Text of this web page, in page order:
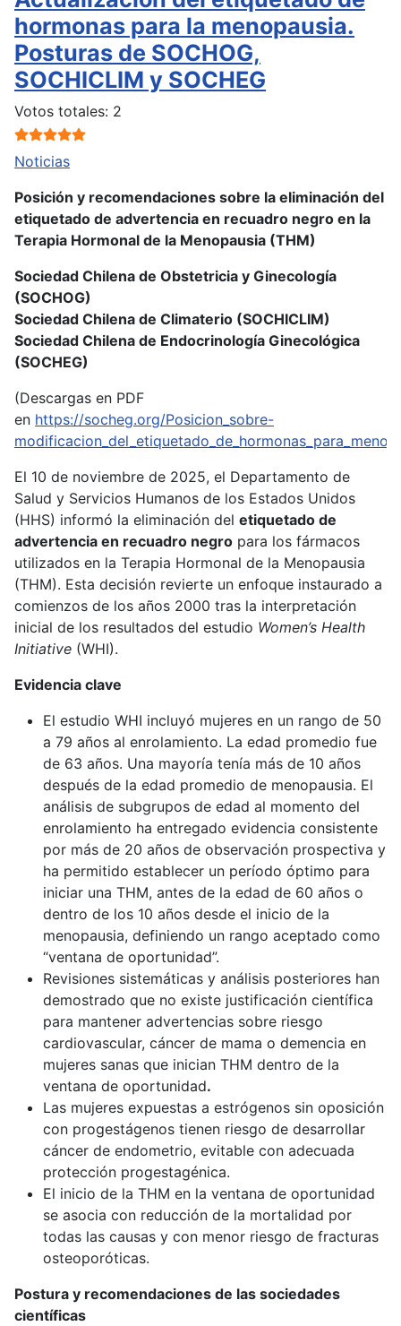
hormonas para la menopausia.
Posturas de SOCHOG,
SOCHICLIM y SOCHEG
Ratio: 5/5
Votos totales: 2
Noticias
Posición y recomendaciones sobre la eliminación del
etiquetado de advertencia en recuadro negro en la
Terapia Hormonal de la Menopausia (THM)
Sociedad Chilena de Obstetricia y Ginecología
(SOCHOG)
Sociedad Chilena de Climaterio (SOCHICLIM)
Sociedad Chilena de Endocrinología Ginecológica
(SOCHEG)
(Descargas en PDF
en https://socheg.org/Posicion_sobre-
El 10 de noviembre de 2025, el Departamento de
Salud y Servicios Humanos de los Estados Unidos
(HHS) informó la eliminación del etiquetado de
advertencia en recuadro negro para los fármacos
utilizados en la Terapia Hormonal de la Menopausia
(THM). Esta decisión revierte un enfoque instaurado a
comienzos de los años 2000 tras la interpretación
inicial de los resultados del estudio Women’s Health
Initiative (WHI).
Evidencia clave
El estudio WHI incluyó mujeres en un rango de 50
a 79 años al enrolamiento. La edad promedio fue
de 63 años. Una mayoría tenía más de 10 años
después de la edad promedio de menopausia. El
análisis de subgrupos de edad al momento del
enrolamiento ha entregado evidencia consistente
por más de 20 años de observación prospectiva y
ha permitido establecer un período óptimo para
iniciar una THM, antes de la edad de 60 años o
dentro de los 10 años desde el inicio de la
menopausia, definiendo un rango aceptado como
“ventana de oportunidad”.
Revisiones sistemáticas y análisis posteriores han
demostrado que no existe justificación científica
para mantener advertencias sobre riesgo
cardiovascular, cáncer de mama o demencia en
mujeres sanas que inician THM dentro de la
ventana de oportunidad.
Las mujeres expuestas a estrógenos sin oposición
con progestágenos tienen riesgo de desarrollar
cáncer de endometrio, evitable con adecuada
protección progestagénica.
El inicio de la THM en la ventana de oportunidad
se asocia con reducción de la mortalidad por
todas las causas y con menor riesgo de fracturas
osteoporóticas.
Postura y recomendaciones de las sociedades
científicas